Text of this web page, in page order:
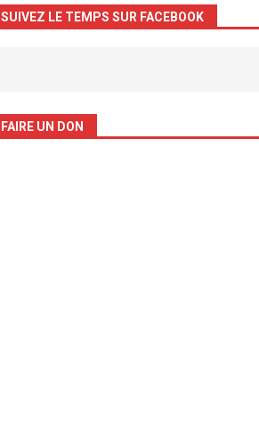
SUIVEZ LE TEMPS SUR FACEBOOK
FAIRE UN DON